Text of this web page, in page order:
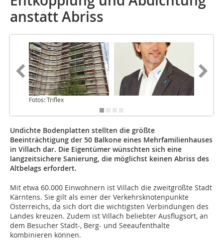
anstatt Abriss
Fotos: Triflex
Undichte Bodenplatten stellten die größte
Beeinträchtigung der 50 Balkone eines Mehrfamilienhauses
in Villach dar. Die Eigentümer wünschten sich eine
langzeitsichere Sanierung, die möglichst keinen Abriss des
Altbelags erfordert.
Mit etwa 60.000 Einwohnern ist Villach die zweitgrößte Stadt
Kärntens. Sie gilt als einer der Verkehrsknotenpunkte
Österreichs, da sich dort die wichtigsten Verbindungen des
Landes kreuzen. Zudem ist Villach beliebter Ausflugsort, an
dem Besucher Stadt-, Berg- und Seeaufenthalte
kombinieren können.